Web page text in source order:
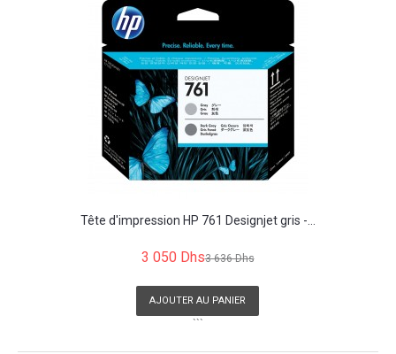
Tête d'impression HP 761 Designjet gris -...
3 050 Dhs3 636 Dhs
AJOUTER AU PANIER
```